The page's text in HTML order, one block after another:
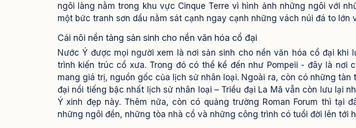
ngôi làng nằm trong khu vực Cinque Terre vì hình ảnh những ngôi với
một bức tranh sơn dầu nằm sát cạnh ngay cạnh những vách núi đá to lớn
Cái nôi nền tảng sản sinh cho nền văn hóa cổ đại
Nước Ý được mọi người xem là nơi sản sinh cho nền văn hóa cổ đại khi
trình kiến trúc cổ xưa. Trong đó có thể kể đến như Pompeii - đây là nơi
mang giá trị, nguồn gốc của lịch sử nhân loại. Ngoài ra, còn có những tàn
đại nổi tiếng bậc nhất lịch sử nhân loại – Triều đại La Mã vẫn còn lưu lại
Ý xinh đẹp này. Thêm nữa, còn có quảng trường Roman Forum thì tại
những ngôi đền, những tòa nhà cổ và những công trình có tuổi đời lên tới